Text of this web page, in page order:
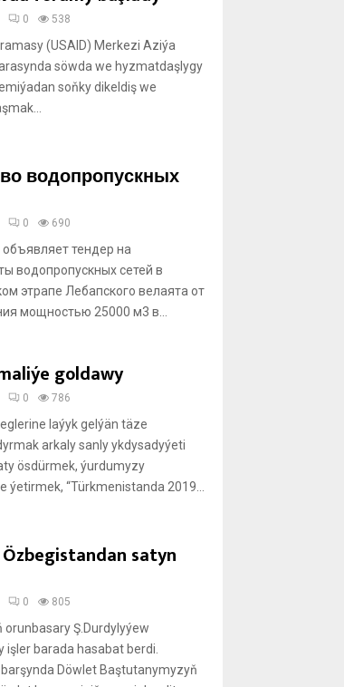
0 538
(USAID) Merkezi Aziýa
söwda we hyzmatdaşlygy
soňky dikeldiş we
водопропускных
0 690
тендер на
водопропускных сетей в
этрапе Лебапского велаята от
мощностью 25000 м3 в...
goldawy
0 786
laýyk gelýän täze
arkaly sanly ykdysadyýeti
ösdürmek, ýurdumyzy
“Türkmenistanda 2019...
satyn
0 805
Ş.Durdylyýew
barada hasabat berdi.
Döwlet Baştutanymyzyň